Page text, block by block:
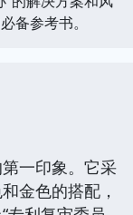
备参考书。
一印象。它采
金色的搭配，